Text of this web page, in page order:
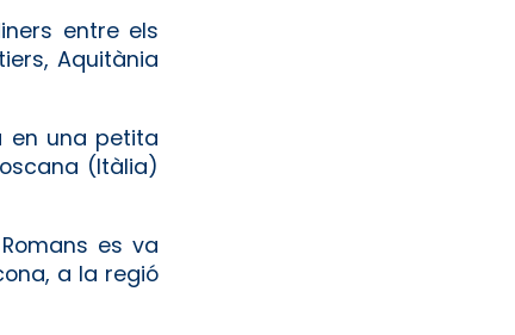
entre els
Aquitània
en una petita
(Itàlia)
es va
a la regió